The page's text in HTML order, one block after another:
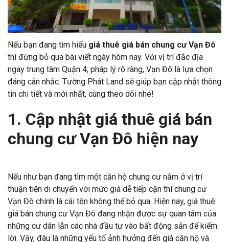
Nếu bạn đang tìm hiểu giá thuê giá bán chung cư Vạn Đô
thì đừng bỏ qua bài viết ngày hôm nay. Với vị trí đắc địa
ngay trung tâm Quận 4, pháp lý rõ ràng, Vạn Đô là lựa chọn
đáng cân nhắc. Tường Phát Land sẽ giúp bạn cập nhật thông
tin chi tiết và mới nhất, cùng theo dõi nhé!
1. Cập nhật giá thuê giá bán
chung cư Vạn Đô hiện nay
Nếu như bạn đang tìm một căn hộ chung cư nằm ở vị trí
thuận tiện di chuyển với mức giá dễ tiếp cận thì chung cư
Vạn Đô chính là cái tên không thể bỏ qua. Hiện nay, giá thuê
giá bán chung cư Vạn Đô đang nhận được sự quan tâm của
những cư dân lẫn các nhà đầu tư vào bất động sản để kiếm
lời. Vậy, đâu là những yếu tố ảnh hưởng đến giá căn hộ và